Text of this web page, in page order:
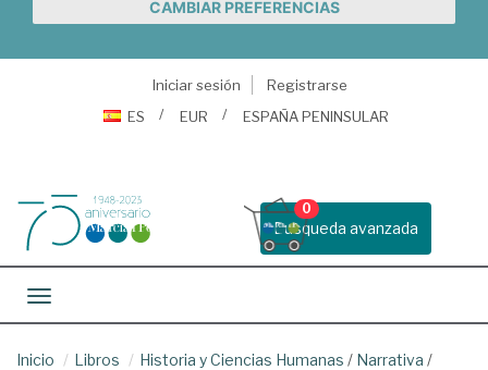
CAMBIAR PREFERENCIAS
Iniciar sesión
Registrarse
ES
EUR ESPAÑA PENINSULAR
Busqueda avanzada
0
Toggle navigation
Inicio Libros Historia y Ciencias Humanas / Narrativa /